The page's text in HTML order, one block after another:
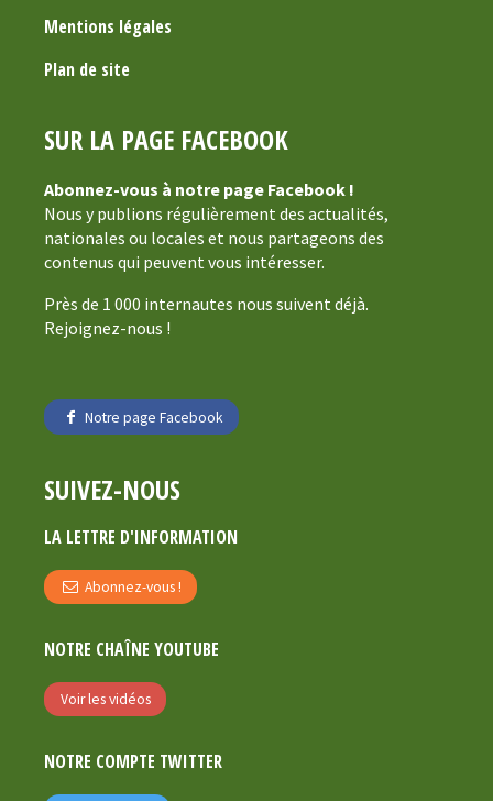
Mentions légales
Plan de site
SUR LA PAGE FACEBOOK
Abonnez-vous à notre page Facebook !
Nous y publions régulièrement des actualités,
nationales ou locales et nous partageons des
contenus qui peuvent vous intéresser.
Près de 1 000 internautes nous suivent déjà.
Rejoignez-nous !
Notre page Facebook
SUIVEZ-NOUS
LA LETTRE D'INFORMATION
Abonnez-vous !
NOTRE CHAÎNE YOUTUBE
Voir les vidéos
NOTRE COMPTE TWITTER